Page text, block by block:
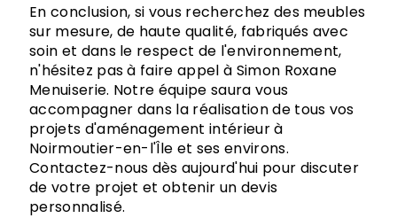
En conclusion, si vous recherchez des meubles
sur mesure, de haute qualité, fabriqués avec
soin et dans le respect de l'environnement,
n'hésitez pas à faire appel à Simon Roxane
Menuiserie. Notre équipe saura vous
accompagner dans la réalisation de tous vos
projets d'aménagement intérieur à
Noirmoutier-en-l'Île et ses environs.
Contactez-nous dès aujourd'hui pour discuter
de votre projet et obtenir un devis
personnalisé.